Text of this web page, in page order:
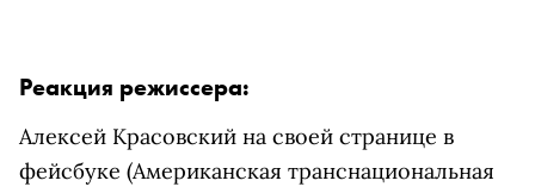
Реакция режиссера:
Алексей Красовский на своей странице в
фейсбуке (Американская транснациональная